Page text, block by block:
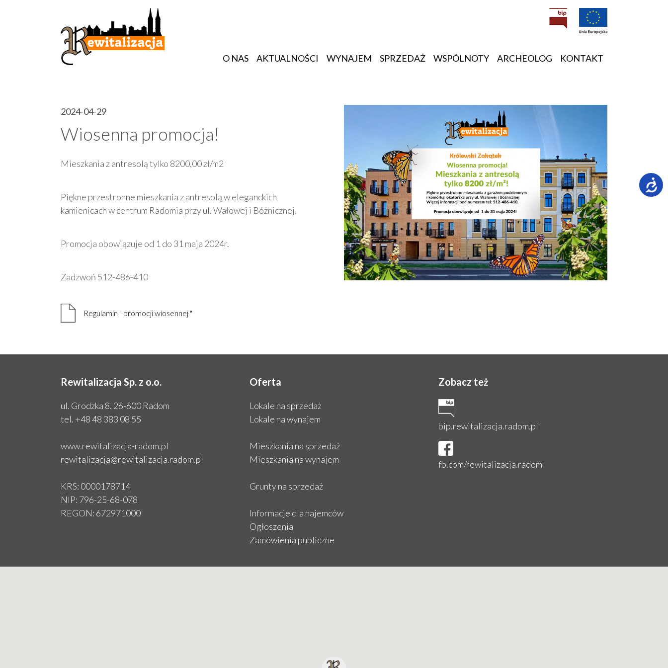
O NAS AKTUALNOŚCI WYNAJEM SPRZEDAŻ WSPÓLNOTY ARCHEOLOG KONTAKT
2024-04-29
Wiosenna promocja!
Mieszkania z antresolą tylko 8200,00 zł/m2
Piękne przestronne mieszkania z antresolą w eleganckich
kamienicach w centrum Radomia przy ul. Wałowej i Bóżnicznej.
Promocja obowiązuje od 1 do 31 maja 2024r.
Zadzwoń 512-486-410
Regulamin " promocji wiosennej "
Rewitalizacja Sp. z o.o.
ul. Grodzka 8, 26-600 Radom
tel. +48 48 383 08 55
www.rewitalizacja-radom.pl
rewitalizacja@rewitalizacja.radom.pl
KRS: 0000178714
NIP: 796-25-68-078
REGON: 672971000
Oferta
Lokale na sprzedaż
Lokale na wynajem
Mieszkania na sprzedaż
Mieszkania na wynajem
Grunty na sprzedaż
Informacje dla najemców
Ogłoszenia
Zamówienia publiczne
Zobacz też
bip.rewitalizacja.radom.pl
fb.com/rewitalizacja.radom